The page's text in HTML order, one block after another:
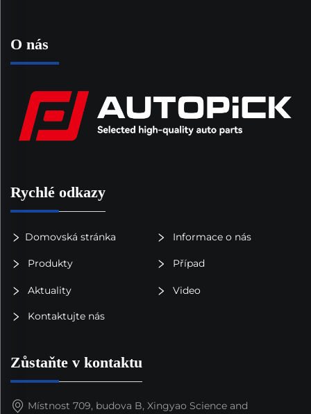
O nás
Rychlé odkazy
Domovská stránka Informace o nás
Produkty Případ
Aktuality Video
Kontaktujte nás
Zůstaňte v kontaktu
Místnost 709, budova B, Xingyao Science and